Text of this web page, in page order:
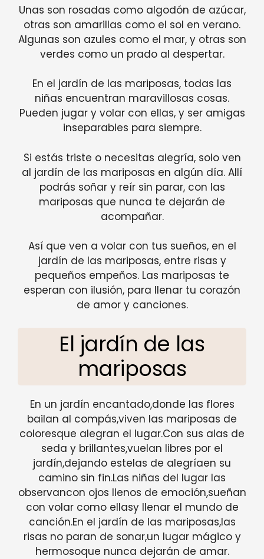
Unas son rosadas como algodón de azúcar,
otras son amarillas como el sol en verano.
Algunas son azules como el mar, y otras son
verdes como un prado al despertar.
En el jardín de las mariposas, todas las
niñas encuentran maravillosas cosas.
Pueden jugar y volar con ellas, y ser amigas
inseparables para siempre.
Si estás triste o necesitas alegría, solo ven
al jardín de las mariposas en algún día. Allí
podrás soñar y reír sin parar, con las
mariposas que nunca te dejarán de
acompañar.
Así que ven a volar con tus sueños, en el
jardín de las mariposas, entre risas y
pequeños empeños. Las mariposas te
esperan con ilusión, para llenar tu corazón
de amor y canciones.
El jardín de las
mariposas
En un jardín encantado,donde las flores
bailan al compás,viven las mariposas de
coloresque alegran el lugar.Con sus alas de
seda y brillantes,vuelan libres por el
jardín,dejando estelas de alegríaen su
camino sin fin.Las niñas del lugar las
observancon ojos llenos de emoción,sueñan
con volar como ellasy llenar el mundo de
canción.En el jardín de las mariposas,las
risas no paran de sonar,un lugar mágico y
hermosoque nunca dejarán de amar.